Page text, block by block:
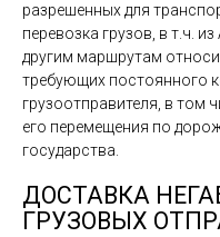
разрешенных для
перевозка грузов, в т.ч.
другим маршрутам
требующих постоянного
грузоотправителя, в том
его перемещения по
государства.
ДОСТАВКА
ГРУЗОВЫХ